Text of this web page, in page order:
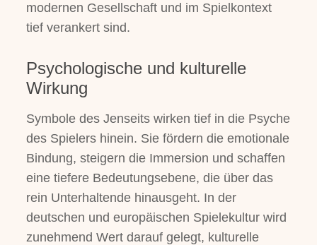
modernen Gesellschaft und im Spielkontext
tief verankert sind.
Psychologische und kulturelle
Wirkung
Symbole des Jenseits wirken tief in die Psyche
des Spielers hinein. Sie fördern die emotionale
Bindung, steigern die Immersion und schaffen
eine tiefere Bedeutungsebene, die über das
rein Unterhaltende hinausgeht. In der
deutschen und europäischen Spielekultur wird
zunehmend Wert darauf gelegt, kulturelle